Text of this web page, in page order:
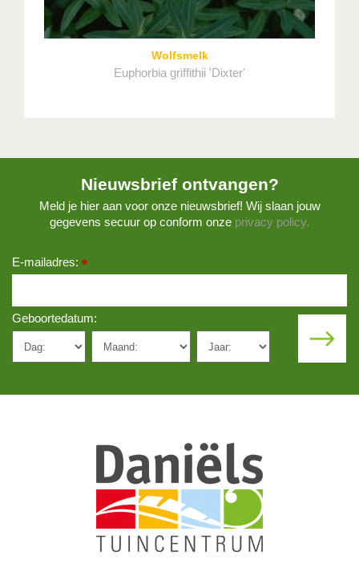
Wolfsmelk
Euphorbia griffithii 'Dixter'
Nieuwsbrief ontvangen?
Meld je hier aan voor onze nieuwsbrief! Wij slaan jouw
gegevens secuur op conform onze privacy policy.
E-mailadres: *
Geboortedatum: